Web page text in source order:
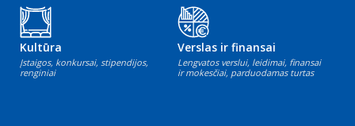
Kultūra
Įstaigos, konkursai, stipendijos,
renginiai
Verslas ir finansai
Lengvatos verslui, leidimai, finansai
ir mokesčiai, parduodamas turtas